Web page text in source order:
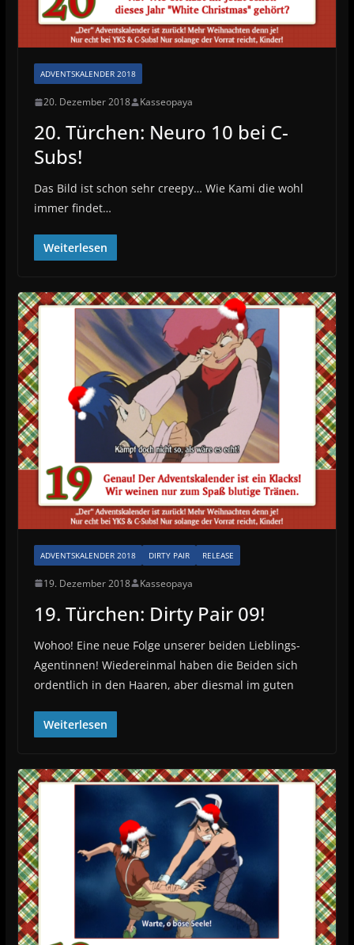
ADVENTSKALENDER 2018
20. Dezember 2018 Kasseopaya
20. Türchen: Neuro 10 bei C-
Subs!
Das Bild ist schon sehr creepy… Wie Kami die wohl
immer findet…
Weiterlesen
ADVENTSKALENDER 2018 DIRTY PAIR RELEASE
19. Dezember 2018 Kasseopaya
19. Türchen: Dirty Pair 09!
Wohoo! Eine neue Folge unserer beiden Lieblings-
Agentinnen! Wiedereinmal haben die Beiden sich
ordentlich in den Haaren, aber diesmal im guten
Weiterlesen